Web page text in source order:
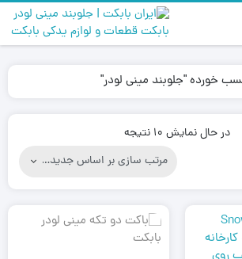
خورده "جلوبند مینی لودر"
در حال نمایش 10 نتیجه
Sorted
latest